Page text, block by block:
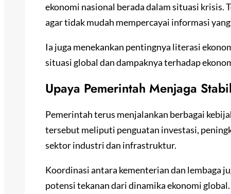
ekonomi nasional berada dalam situasi krisis.
agar tidak mudah mempercayai informasi
Ia juga menekankan pentingnya literasi
situasi global dan dampaknya terhadap
Upaya Pemerintah Menjaga
Pemerintah terus menjalankan berbagai
tersebut meliputi penguatan investasi,
sektor industri dan infrastruktur.
Koordinasi antara kementerian dan lembaga
potensi tekanan dari dinamika ekonomi